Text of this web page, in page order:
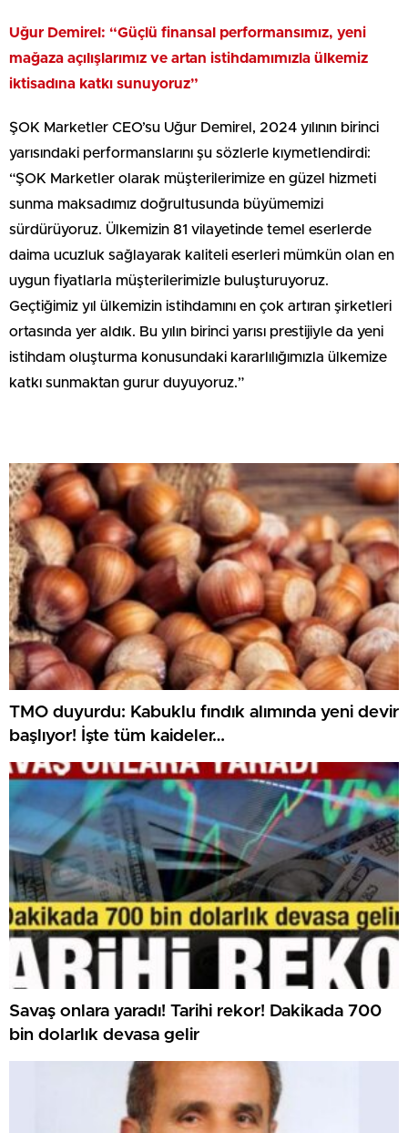
Uğur Demirel: “Güçlü finansal performansımız, yeni
mağaza açılışlarımız ve artan istihdamımızla ülkemiz
iktisadına katkı sunuyoruz”
ŞOK Marketler CEO’su Uğur Demirel, 2024 yılının birinci
yarısındaki performanslarını şu sözlerle kıymetlendirdi:
“ŞOK Marketler olarak müşterilerimize en güzel hizmeti
sunma maksadımız doğrultusunda büyümemizi
sürdürüyoruz. Ülkemizin 81 vilayetinde temel eserlerde
daima ucuzluk sağlayarak kaliteli eserleri mümkün olan en
uygun fiyatlarla müşterilerimizle buluşturuyoruz.
Geçtiğimiz yıl ülkemizin istihdamını en çok artıran şirketleri
ortasında yer aldık. Bu yılın birinci yarısı prestijiyle da yeni
istihdam oluşturma konusundaki kararlılığımızla ülkemize
katkı sunmaktan gurur duyuyoruz.”
TMO duyurdu: Kabuklu fındık alımında yeni devir
başlıyor! İşte tüm kaideler…
Savaş onlara yaradı! Tarihi rekor! Dakikada 700
bin dolarlık devasa gelir